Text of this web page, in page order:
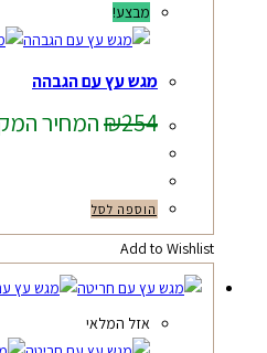
מבצע!
מגש עץ עם הגבהה
₪254 המחיר המקורי
הוספה לסל
Add to Wishlist
אזל המלאי